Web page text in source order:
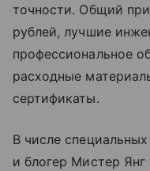
точности. Общий
рублей, лучшие
профессиональное
расходные
сертификаты.
В числе
и блогер Мистер Янг